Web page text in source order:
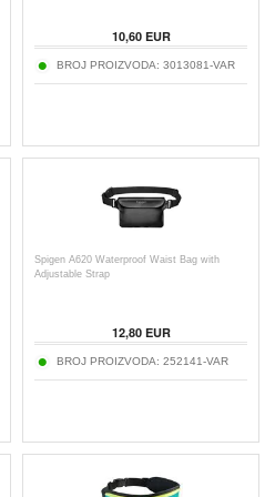
10,60EUR
BROJ PROIZVODA: 3013081-VAR
Spigen A620 Waterproof Waist Bag with
Adjustable Strap
12,80EUR
BROJ PROIZVODA: 252141-VAR